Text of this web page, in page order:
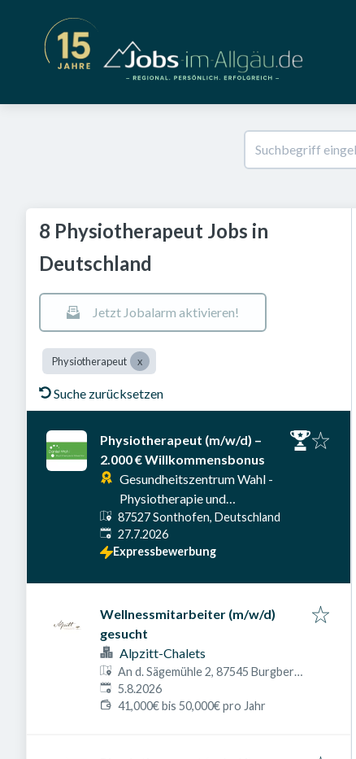
8 Physiotherapeut Jobs in
Deutschland
Jetzt Jobalarm aktivieren!
Physiotherapeut
Suche zurücksetzen
Physiotherapeut (m/w/d) –
2.000 € Willkommensbonus
Gesundheitszentrum Wahl -
Physiotherapie und
Prävention
87527 Sonthofen, Deutschland
Veröffentlicht am
27.7.2026
Expressbewerbung
Wellnessmitarbeiter (m/w/d)
gesucht
Alpzitt-Chalets
An d. Sägemühle 2, 87545 Burgberg
im Allgäu, Deutschland
Veröffentlicht am
5.8.2026
41,000€ bis 50,000€ pro Jahr